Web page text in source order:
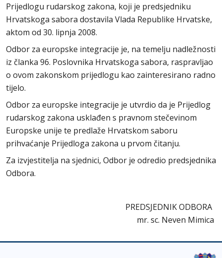
Prijedlogu rudarskog zakona, koji je predsjedniku
Hrvatskoga sabora dostavila Vlada Republike Hrvatske,
aktom od 30. lipnja 2008.
Odbor za europske integracije je, na temelju nadležnosti
iz članka 96. Poslovnika Hrvatskoga sabora, raspravljao
o ovom zakonskom prijedlogu kao zainteresirano radno
tijelo.
Odbor za europske integracije je utvrdio da je Prijedlog
rudarskog zakona usklađen s pravnom stečevinom
Europske unije te predlaže Hrvatskom saboru
prihvaćanje Prijedloga zakona u prvom čitanju.
Za izvjestitelja na sjednici, Odbor je odredio predsjednika
Odbora.
PREDSJEDNIK ODBORA
mr. sc. Neven Mimica